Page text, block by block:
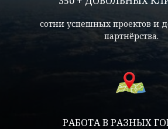
партнёрства.
РАБОТА В РАЗНЫХ